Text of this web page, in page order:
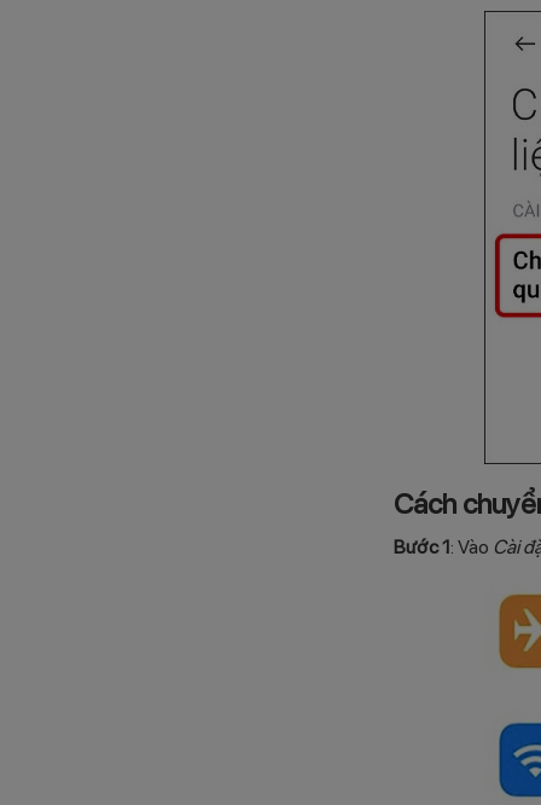
Cách
Bước 1: Vào Cài